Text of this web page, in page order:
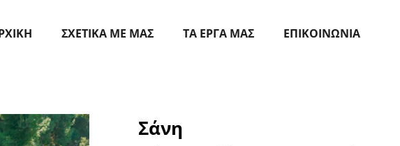
ΣΧΕΤΙΚΑ ΜΕ ΜΑΣ ΤΑ ΕΡΓΑ ΜΑΣ ΕΠΙΚΟΙΝΩΝΙΑ
Σάνη